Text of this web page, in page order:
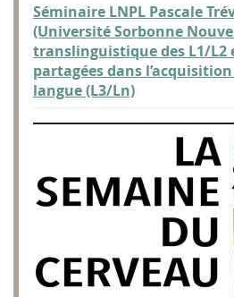
Séminaire LNPL Pascale
(Université Sorbonne
translinguistique des L1/L2
partagées dans
langue (L3/Ln)